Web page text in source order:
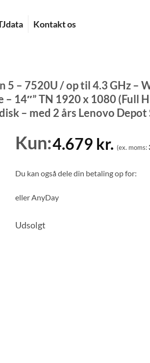
Kontakt os
5 – 7520U / op til 4.3 GHz –
– 14″” TN 1920 x 1080 (Full
– med 2 års Lenovo Depot
Kun:4.679 kr. (ex. moms:
Du kan også dele din betaling op for:
ellerAnyDay
Udsolgt